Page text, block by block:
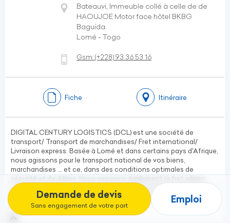
Demande de devis
Sans engagement de votre part
Emploi
Bateauvi, Immeuble collé à celle de de
HAOUJOE Motor face hôtel BKBG
Baguida
Lomé - Togo
Gsm:(+228)93 36 53 16
Fiche Itinéraire
DIGITAL CENTURY LOGISTICS (DCL) est une société de
transport/ Transport de marchandises/ Fret international/
Livraison express. Basée à Lomé et dans certains pays d'Afrique,
nous agissons pour le transport national de vos biens,
marchandises ... et ce, dans des conditions optimales de
sécurité et de délais. Nous assurons également le fret aérien
avec des liaisons routières entre les aéroports/ ports régionaux
et internationaux (Togo- Afrique Centrale et Occidentale-
Asie).